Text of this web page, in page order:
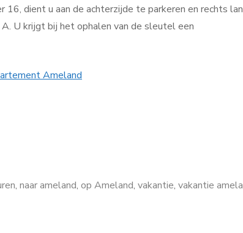
dient u aan de achterzijde te parkeren en rechts
U krijgt bij het ophalen van de sleutel een
Ameland
, naar ameland, op Ameland, vakantie, vakantie